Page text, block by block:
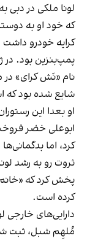
لونا ملکی در دبی
که خود او به
کرایه خودرو
نام «نَش کرای»
شایع شده بود که
او بعدا این
ابوعلی خضر
کرد، اما
ثروت رو به رشد
پخش کرد که
کرده است.
دارایی‌های خارجی
مُلهِم شبل، ثبت